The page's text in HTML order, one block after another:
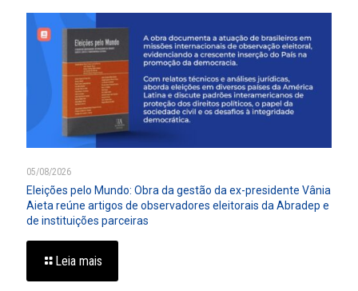
05/08/2026
Eleições pelo Mundo: Obra da gestão da ex-presidente Vânia
Aieta reúne artigos de observadores eleitorais da Abradep e
de instituições parceiras
Leia mais